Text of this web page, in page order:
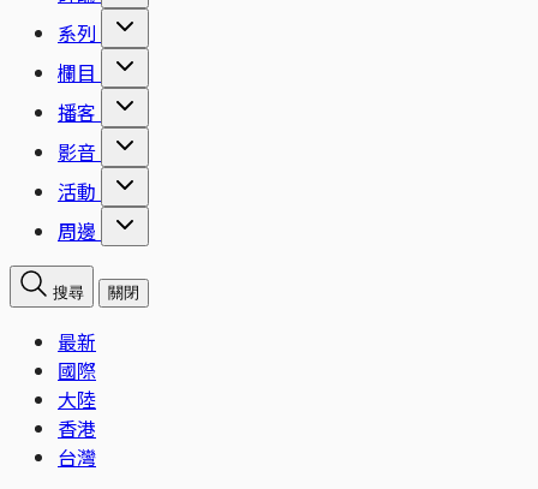
系列
欄目
播客
影音
活動
周邊
搜尋 關閉
最新
國際
大陸
香港
台灣